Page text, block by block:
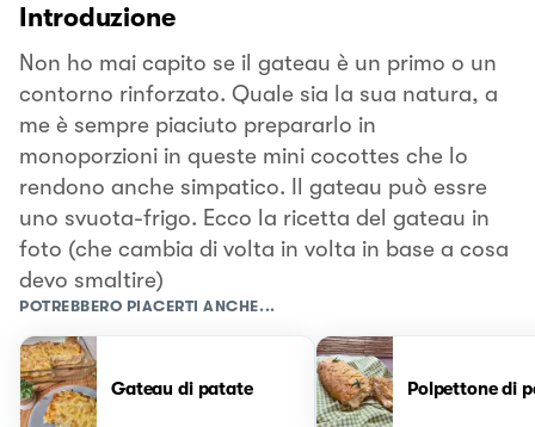
Introduzione
Non ho mai capito se il gateau è un primo o un
contorno rinforzato. Quale sia la sua natura, a
me è sempre piaciuto prepararlo in
monoporzioni in queste mini cocottes che lo
rendono anche simpatico. Il gateau può essre
uno svuota-frigo. Ecco la ricetta del gateau in
foto (che cambia di volta in volta in base a cosa
devo smaltire)
POTREBBERO PIACERTI ANCHE...
Gateau di patate Polpettone di